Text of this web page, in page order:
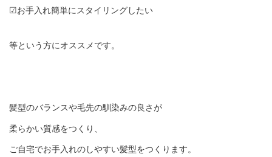
☑︎お手入れ簡単にスタイリングしたい
等という方にオススメです。
髪型のバランスや毛先の馴染みの良さが
柔らかい質感をつくり、
ご自宅でお手入れのしやすい髪型をつくります。